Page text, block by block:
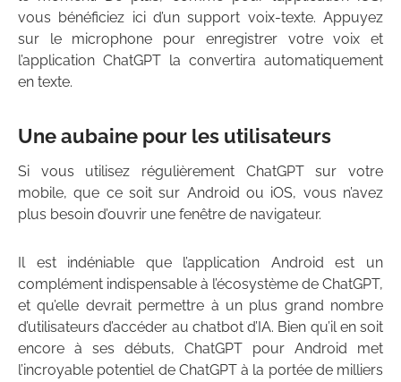
vous bénéficiez ici d’un support voix-texte. Appuyez
sur le microphone pour enregistrer votre voix et
l’application ChatGPT la convertira automatiquement
en texte.
Une aubaine pour les utilisateurs
Si vous utilisez régulièrement ChatGPT sur votre
mobile, que ce soit sur Android ou iOS, vous n’avez
plus besoin d’ouvrir une fenêtre de navigateur.
Il est indéniable que l’application Android est un
complément indispensable à l’écosystème de ChatGPT,
et qu’elle devrait permettre à un plus grand nombre
d’utilisateurs d’accéder au chatbot d’IA. Bien qu’il en soit
encore à ses débuts, ChatGPT pour Android met
l’incroyable potentiel de ChatGPT à la portée de milliers